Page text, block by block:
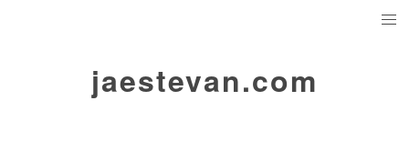
jaestevan.com